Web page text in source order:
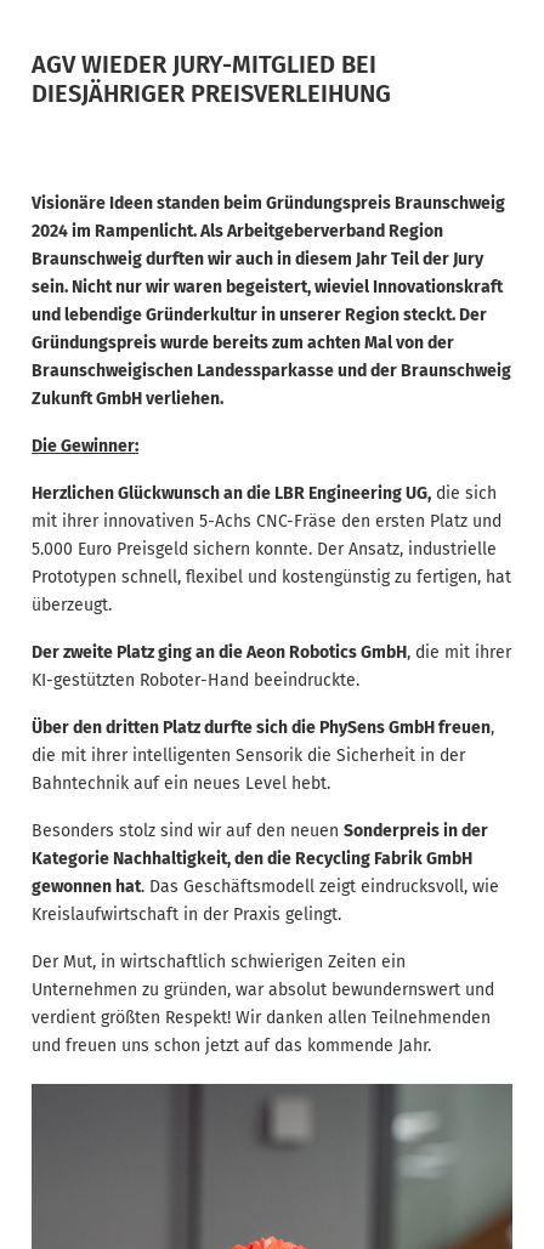
AGV WIEDER JURY-MITGLIED BEI
DIESJÄHRIGER PREISVERLEIHUNG
Visionäre Ideen standen beim Gründungspreis Braunschweig
2024 im Rampenlicht. Als Arbeitgeberverband Region
Braunschweig durften wir auch in diesem Jahr Teil der Jury
sein. Nicht nur wir waren begeistert, wieviel Innovationskraft
und lebendige Gründerkultur in unserer Region steckt. Der
Gründungspreis wurde bereits zum achten Mal von der
Braunschweigischen Landessparkasse und der Braunschweig
Zukunft GmbH verliehen.
Die Gewinner:
Herzlichen Glückwunsch an die LBR Engineering UG, die sich
mit ihrer innovativen 5-Achs CNC-Fräse den ersten Platz und
5.000 Euro Preisgeld sichern konnte. Der Ansatz, industrielle
Prototypen schnell, flexibel und kostengünstig zu fertigen, hat
überzeugt.
Der zweite Platz ging an die Aeon Robotics GmbH, die mit ihrer
KI-gestützten Roboter-Hand beeindruckte.
Über den dritten Platz durfte sich die PhySens GmbH freuen,
die mit ihrer intelligenten Sensorik die Sicherheit in der
Bahntechnik auf ein neues Level hebt.
Besonders stolz sind wir auf den neuen Sonderpreis in der
Kategorie Nachhaltigkeit, den die Recycling Fabrik GmbH
gewonnen hat. Das Geschäftsmodell zeigt eindrucksvoll, wie
Kreislaufwirtschaft in der Praxis gelingt.
Der Mut, in wirtschaftlich schwierigen Zeiten ein
Unternehmen zu gründen, war absolut bewundernswert und
verdient größten Respekt! Wir danken allen Teilnehmenden
und freuen uns schon jetzt auf das kommende Jahr.